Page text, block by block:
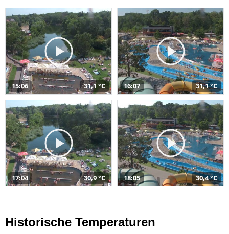
15:06 31,1 °C 16:07 31,1 °C
17:04 30,9 °C 18:05 30,4 °C
Historische Temperaturen